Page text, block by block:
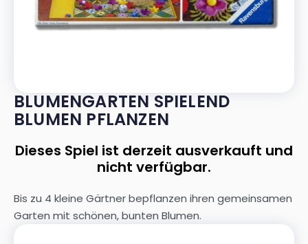
BLUMENGARTEN SPIELEND
BLUMEN PFLANZEN
Dieses Spiel ist derzeit ausverkauft und
nicht verfügbar.
Bis zu 4 kleine Gärtner bepflanzen ihren gemeinsamen
Garten mit schönen, bunten Blumen.